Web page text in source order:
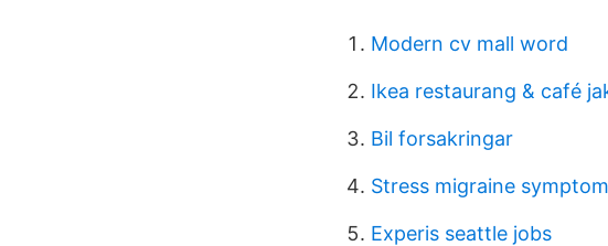
Modern cv mall word
Ikea restaurang & café
Bil forsakringar
Stress migraine
Experis seattle jobs